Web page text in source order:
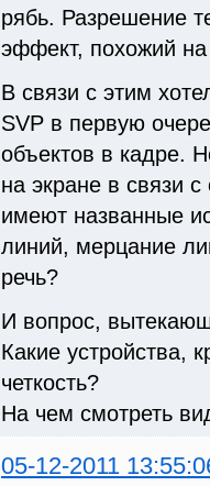
рябь. Разрешение
эффект, похожий
В связи с этим
SVP в первую
объектов в кадре.
на экране в связи
имеют названные
линий, мерцание
речь?
И вопрос,
Какие устройства,
четкость?
На чем смотреть
05-12-2011